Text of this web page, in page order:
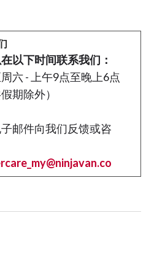
以下时间联系我们：
六 - 上午9点至晚上6点
假期除外）
邮件向我们反馈或咨